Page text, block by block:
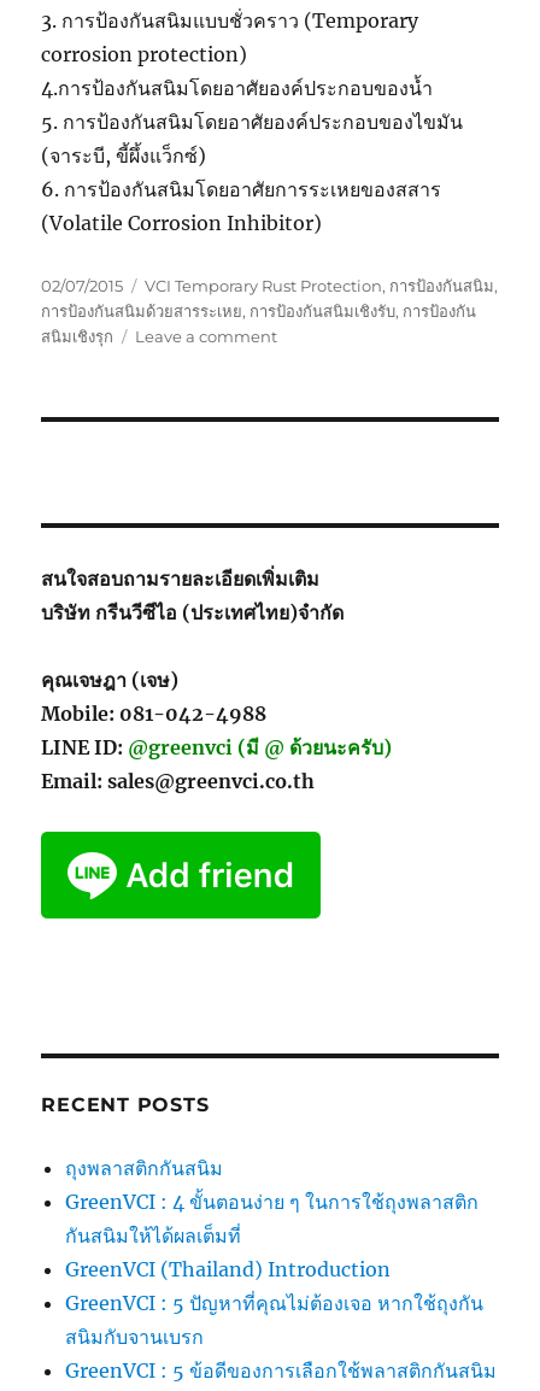
3. การป้องกันสนิมแบบชั่วคราว (Temporary
corrosion protection)
4.การป้องกันสนิมโดยอาศัยองค์ประกอบของน้ำ
5. การป้องกันสนิมโดยอาศัยองค์ประกอบของไขมัน
(จาระบี, ขี้ผึ้งแว็กซ์)
6. การป้องกันสนิมโดยอาศัยการระเหยของสสาร
(Volatile Corrosion Inhibitor)
Posted
on
02/07/2015 Tags
VCI Temporary Rust Protection, การป้องกันสนิม,
การป้องกันสนิมด้วยสารระเหย, การป้องกันสนิมเชิงรับ, การป้องกัน
สนิมเชิงรุก
Leave a commenton
สนใจสอบถามรายละเอียดเพิ่มเติม
บริษัท กรีนวีซีไอ (ประเทศไทย)จำกัด
คุณเจษฎา (เจษ)
Mobile: 081-042-4988
LINE ID: @greenvci (มี @ ด้วยนะครับ)
Email: sales@greenvci.co.th
RECENT POSTS
ถุงพลาสติกกันสนิม
GreenVCI : 4 ขั้นตอนง่าย ๆ ในการใช้ถุงพลาสติก
กันสนิมให้ได้ผลเต็มที่
GreenVCI (Thailand) Introduction
GreenVCI : 5 ปัญหาที่คุณไม่ต้องเจอ หากใช้ถุงกัน
สนิมกับจานเบรก
GreenVCI : 5 ข้อดีของการเลือกใช้พลาสติกกันสนิม